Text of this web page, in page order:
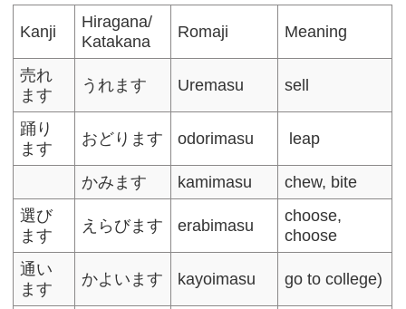
Kanji
Hiragana/
Katakana
Romaji Meaning
売れ
ます
うれます Uremasu sell
踊り
ます
おどります odorimasu leap
かみます kamimasu
chew, bite
選び
ます
えらびます erabimasu
choose,
choose
通い
ます
かよいます kayoimasu go to college)